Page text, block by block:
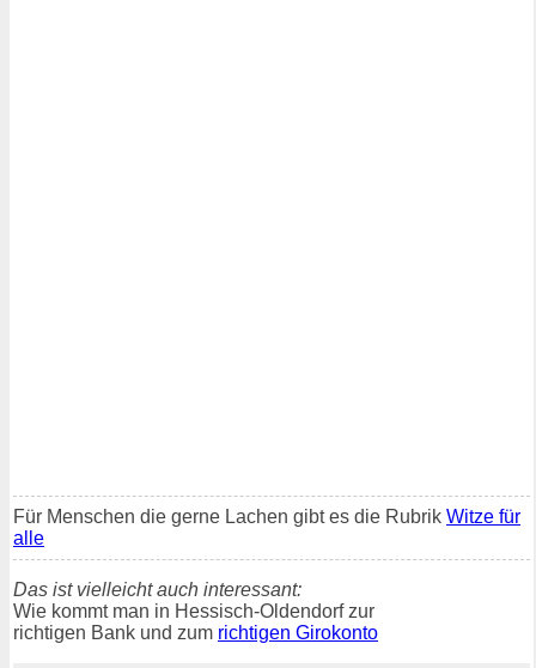
Für Menschen die gerne Lachen gibt es die Rubrik Witze für
alle
Das ist vielleicht auch interessant:
Wie kommt man in Hessisch-Oldendorf zur
richtigen Bank und zum richtigen Girokonto